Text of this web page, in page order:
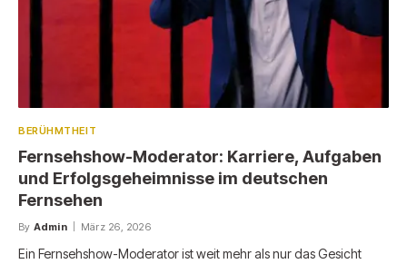
BERÜHMTHEIT
Fernsehshow-Moderator: Karriere, Aufgaben
und Erfolgsgeheimnisse im deutschen
Fernsehen
By Admin März 26, 2026
Ein Fernsehshow-Moderator ist weit mehr als nur das Gesicht